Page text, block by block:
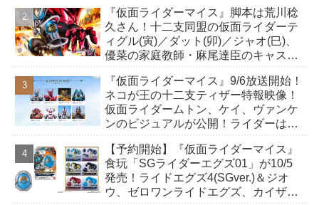
も！
『仮面ライダーマイス』脚本は荒川稔
久さん！十二支同盟の仮面ライダーテ
ィグル(寅)／ダット(卯)／ジャオ(巳)、
優菜の家庭教師・麻尾達臣のキャスト
んも変身！
『仮面ライダーマイス』9/6放送開始！
ネコが王の十二支ティザー特報映像！
仮面ライダームトン、ケイ、ヴァンケ
ンのビジュアルが公開！ライダーは子
【予約開始】『仮面ライダーマイス』
食玩「SGライダーエグズ01」が10/5
発売！ライドエグズ4(SGver.)＆ジオ
ウ、ゼロワンライドエグズ、カイザ、